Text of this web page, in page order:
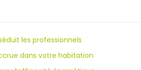
les professionnels
dans votre habitation